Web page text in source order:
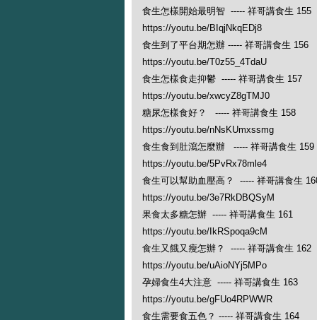
食生怎樣開始最明智 ----- 祥哥講食生 155
https://youtu.be/BIqjNkqEDj8
食生到了平台期怎辦 ----- 祥哥講食生 156
https://youtu.be/T0z55_4TdaU
食生怎樣食走抑鬱 ----- 祥哥講食生 157
https://youtu.be/xwcyZ8gTMJ0
糖尿怎樣食好？ ----- 祥哥講食生 158
https://youtu.be/nNsKUmxssmg
食生食到肚瀉怎麼辦 ----- 祥哥講食生 159
https://youtu.be/5PvRx78mle4
食生可以幫助血壓高？ ----- 祥哥講食生
https://youtu.be/3e7RkDBQSyM
果食太多糖怎辦 ----- 祥哥講食生 161
https://youtu.be/IkRSpoqa9cM
食生又餓又瘦怎辦？ ----- 祥哥講食生 162
https://youtu.be/uAioNYj5MPo
孕婦食生4大注意 ----- 祥哥講食生 163
https://youtu.be/gFUo4RPWWR
食生需要食五色？ ----- 祥哥講食生 164